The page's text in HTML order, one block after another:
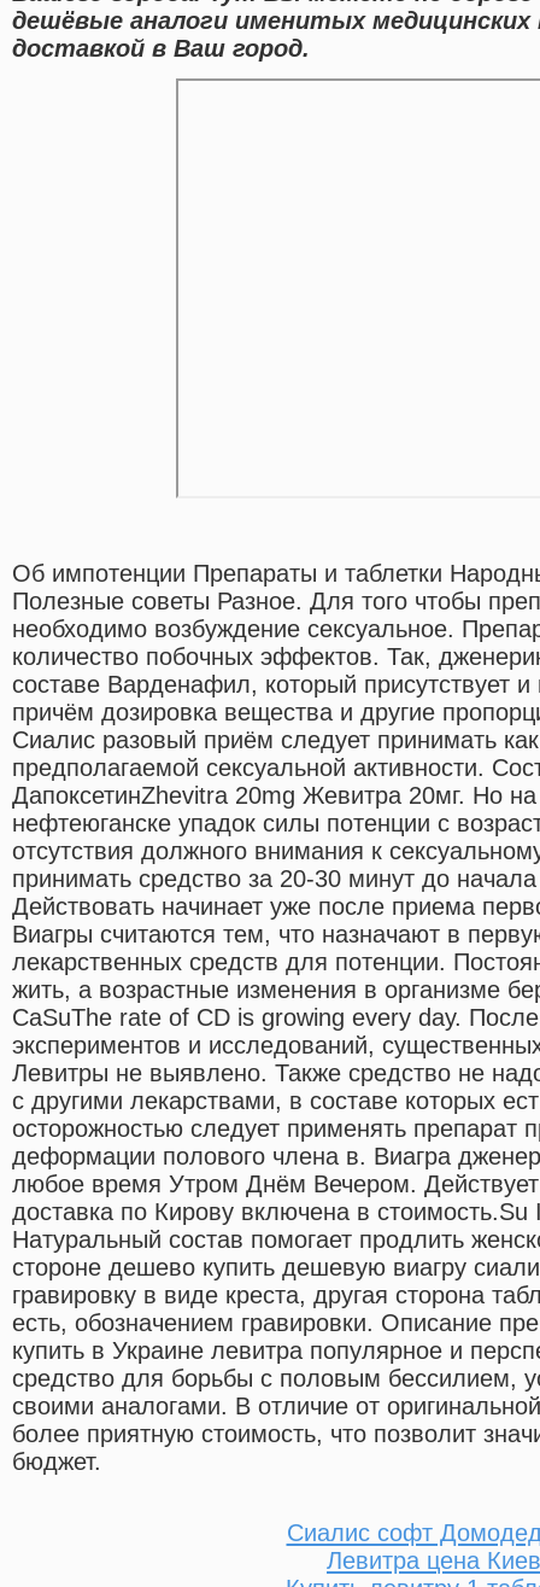
дешёвые аналоги именитых
доставкой в Ваш город.
Об импотенции Препараты и таблетки
Полезные советы Разное. Для того чтобы
необходимо возбуждение сексуальное.
количество побочных эффектов. Так,
составе Варденафил, который присутствует
причём дозировка вещества и другие
Сиалис разовый приём следует принимать
предполагаемой сексуальной активности.
ДапоксетинZhevitra 20mg Жевитра 20мг. Но
нефтеюганске упадок силы потенции с
отсутствия должного внимания к
принимать средство за 20-30 минут до
Действовать начинает уже после приема
Виагры считаются тем, что назначают в
лекарственных средств для потенции.
жить, а возрастные изменения в организме
CaSuThe rate of CD is growing every day.
экспериментов и исследований,
Левитры не выявлено. Также средство не
с другими лекарствами, в составе которых
осторожностью следует применять препарат
деформации полового члена в. Виагра
любое время Утром Днём Вечером. Действует
доставка по Кирову включена в
Натуральный состав помогает продлить
стороне дешево купить дешевую виагру
гравировку в виде креста, другая сторона
есть, обозначением гравировки. Описание
купить в Украине левитра популярное и
средство для борьбы с половым бессилием,
своими аналогами. В отличие от
более приятную стоимость, что позволит
бюджет.
Сиалис софт
Левитра цена Киев